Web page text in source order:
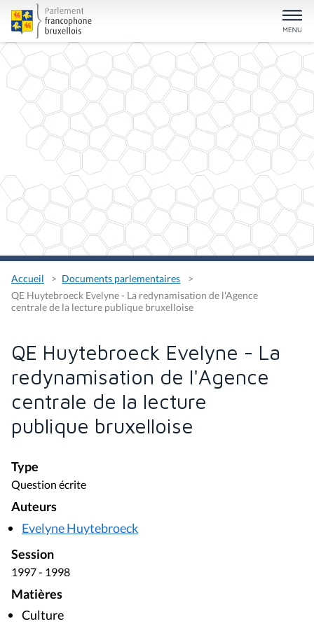
Accueil
Documents parlementaires
QE Huytebroeck Evelyne - La redynamisation de l'Agence
centrale de la lecture publique bruxelloise
QE Huytebroeck Evelyne - La
redynamisation de l'Agence
centrale de la lecture
publique bruxelloise
Type
Question écrite
Auteurs
Evelyne Huytebroeck
Session
1997 - 1998
Matières
Culture